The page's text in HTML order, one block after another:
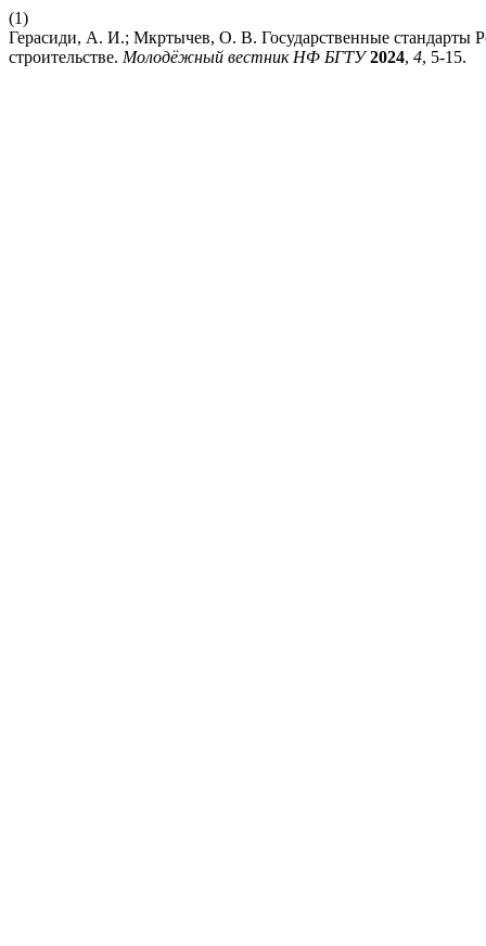
(1)
Герасиди, А. И.; Мкртычев, О. В. Государственные стандарты
строительстве. Молодёжный вестник НФ БГТУ 2024, 4, 5-15.